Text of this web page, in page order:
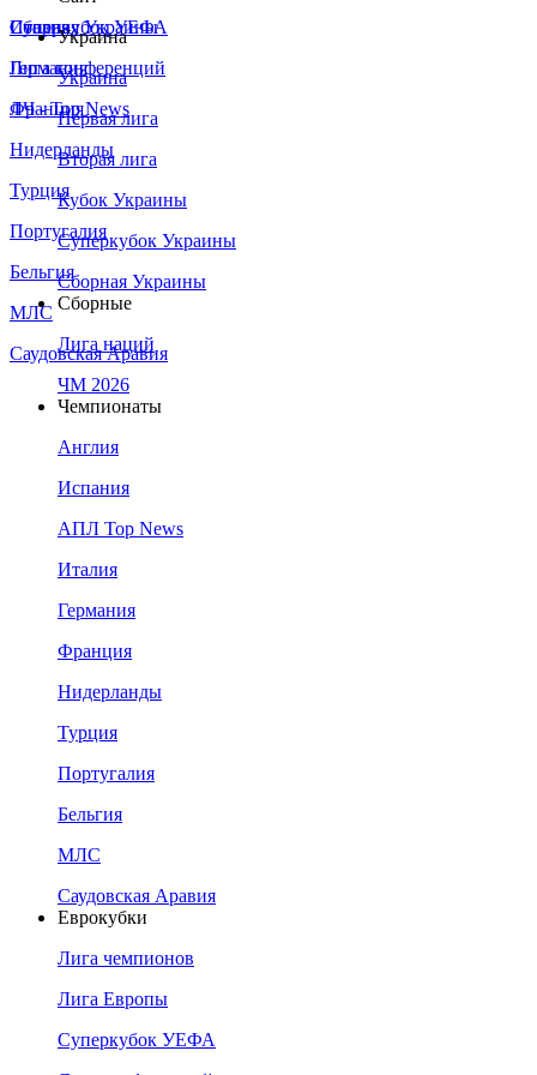
Сборная Украины
Италия
Германия
Франция
Нидерланды
Турция
Португалия
Бельгия
МЛС
Саудовская Аравия
Суперкубок УЕФА
Лига конференций
ЛЧ - Top News
Украина
Украина
Первая лига
Вторая лига
Кубок Украины
Суперкубок Украины
Сборная Украины
Сборные
Лига наций
ЧМ 2026
Чемпионаты
Англия
Испания
АПЛ Top News
Италия
Германия
Франция
Нидерланды
Турция
Португалия
Бельгия
МЛС
Саудовская Аравия
Еврокубки
Лига чемпионов
Лига Европы
Суперкубок УЕФА